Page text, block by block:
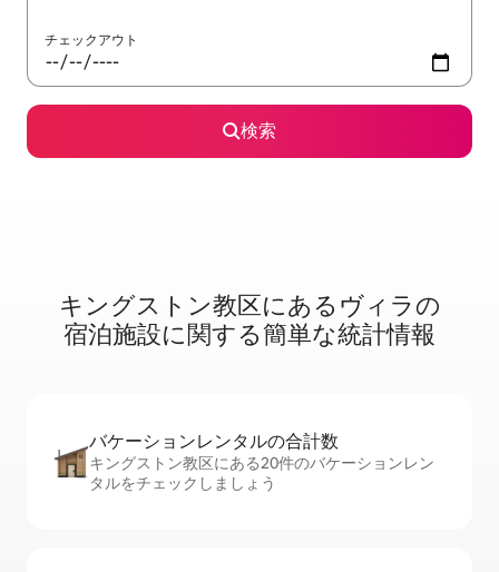
チェックアウト
検索
キングストン教区に⁠あ⁠るヴ⁠ィ⁠ラ⁠の
宿⁠泊⁠施⁠設⁠に関⁠す⁠る簡⁠単⁠な統⁠計⁠情⁠報
バケーションレ⁠ン⁠タ⁠ル⁠の合⁠計⁠数
キングストン教区にある20件のバケーションレン
タルをチェックしましょう